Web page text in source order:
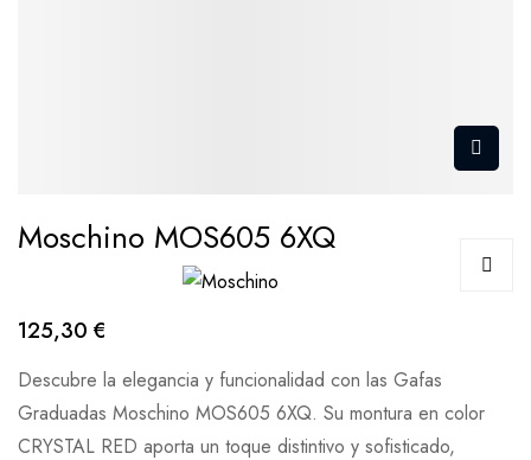
Moschino MOS605 6XQ
125,30 €
Descubre la elegancia y funcionalidad con las Gafas
Graduadas Moschino MOS605 6XQ. Su montura en color
CRYSTAL RED aporta un toque distintivo y sofisticado,